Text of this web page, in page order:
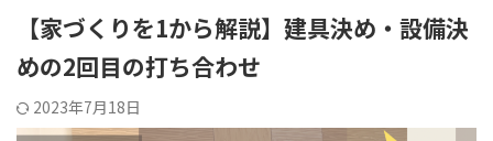
【家づくりを1から解説】建具決め・設備決
めの2回目の打ち合わせ
2023年7月18日